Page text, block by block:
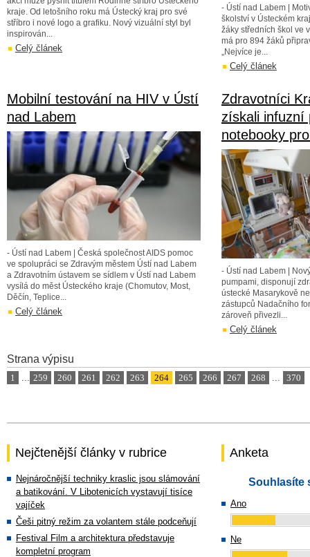
kraje. Od letošního roku má Ústecký kraj pro své
stříbro i nové logo a grafiku. Nový vizuální styl byl
inspirován...
Celý článek
- Ústí nad Labem |
školství v Ústeckém
žáky středních škol ve
má pro 894 žáků
„Nejvíce je...
Celý článek
Mobilní testování na HIV v Ústí
nad Labem
- Ústí nad Labem | Česká společnost AIDS pomoc
ve spolupráci se Zdravým městem Ústí nad Labem
a Zdravotním ústavem se sídlem v Ústí nad Labem
vysílá do měst Ústeckého kraje (Chomutov, Most,
Děčín, Teplice...
Celý článek
Zdravotníci
získali infuzní
notebooky
- Ústí nad Labem |
pumpami, disponují
ústecké Masarykově
zástupců Nadačního
zároveň přivezli...
Celý článek
Strana výpisu
1 ... 259 260 261 262 263 264 265 266 267 268 ... 370
Nejčtenější články v rubrice
Nejnáročnější techniky kraslic jsou slámování
a batikování. V Libotenicích vystavují tisíce
vajíček
Češi pitný režim za volantem stále podceňují
Festival Film a architektura představuje
kompletní program
Anketa
Souhlasíte
Ano
Ne